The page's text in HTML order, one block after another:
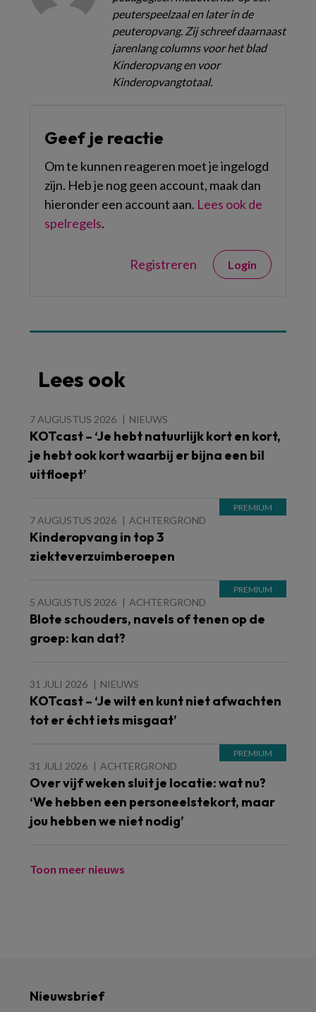
peuterspeelzaal en later in de
peuteropvang. Zij schreef daarnaast
jarenlang columns voor het blad
Kinderopvang en voor
Kinderopvangtotaal.
Geef je reactie
Om te kunnen reageren moet je ingelogd
zijn. Heb je nog geen account, maak dan
hieronder een account aan. Lees ook de
spelregels.
Registreren Login
Lees ook
7 AUGUSTUS 2026 NIEUWS
KOTcast – ‘Je hebt natuurlijk kort en kort,
je hebt ook kort waarbij er bijna een bil
uitfloept’
7 AUGUSTUS 2026 ACHTERGROND
Kinderopvang in top 3
ziekteverzuimberoepen
5 AUGUSTUS 2026 ACHTERGROND
Blote schouders, navels of tenen op de
groep: kan dat?
31 JULI 2026 NIEUWS
KOTcast – ‘Je wilt en kunt niet afwachten
tot er écht iets misgaat’
31 JULI 2026 ACHTERGROND
Over vijf weken sluit je locatie: wat nu?
‘We hebben een personeelstekort, maar
jou hebben we niet nodig’
Toon meer nieuws
Nieuwsbrief